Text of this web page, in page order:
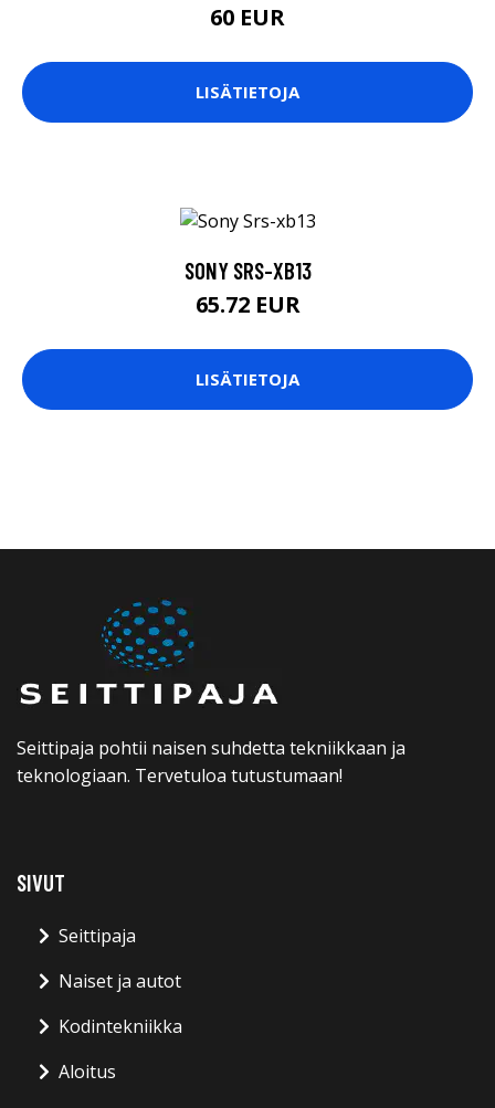
60 EUR
LISÄTIETOJA
SONY SRS-XB13
65.72 EUR
LISÄTIETOJA
Seittipaja pohtii naisen suhdetta tekniikkaan ja
teknologiaan. Tervetuloa tutustumaan!
SIVUT
Seittipaja
Naiset ja autot
Kodintekniikka
Aloitus